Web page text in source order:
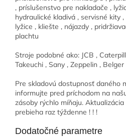
, príslušenstvo pre nakladače ,
hydraulické kladivá , servisné kity
lyžice , kliešte , nájazdy ,
plachtu
Stroje podobné ako: JCB ,
Takeuchi , Sany , Zeppelin , Belger
Pre skladovú dostupnosť daného
informujte pred príchodom na
zásoby rýchlo míňaju.
prebieha raz týždenne ! ! !
Dodatočné parametre